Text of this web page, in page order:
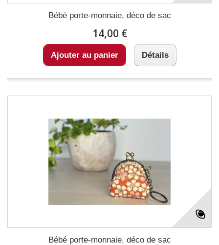
Bébé porte-monnaie, déco de sac
14,00 €
Ajouter au panier Détails
Bébé porte-monnaie, déco de sac